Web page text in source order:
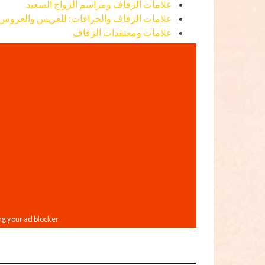
علامات الزفاف ومراسم الزواج السعيد
علامات الزفاف والخرافات: للعريس
علامات ومعتقدات الزفاف